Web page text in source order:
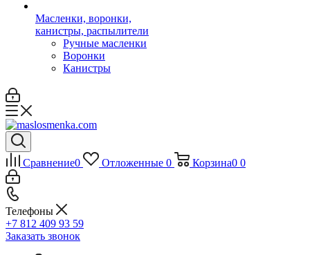
Масленки, воронки,
канистры, распылители
Ручные масленки
Воронки
Канистры
Сравнение0 Отложенные 0 Корзина0 0
Телефоны
+7 812 409 93 59
Заказать звонок